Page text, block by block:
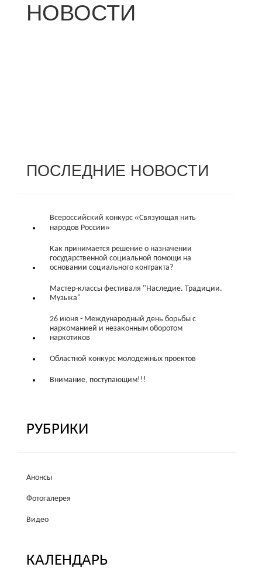
НОВОСТИ
ПОСЛЕДНИЕ НОВОСТИ
Всероссийский конкурс «Связующая нить
народов России»
Как принимается решение о назначении
государственной социальной помощи на
основании социального контракта?
Мастер-классы фестиваля "Наследие. Традиции.
Музыка"
26 июня - Международный день борьбы с
наркоманией и незаконным оборотом
наркотиков
Областной конкурс молодежных проектов
Внимание, поступающим!!!
РУБРИКИ
Анонсы
Фотогалерея
Видео
КАЛЕНДАРЬ